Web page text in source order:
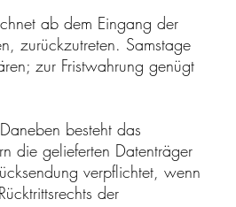
ab dem Eingang der
zurückzutreten. Samstage
zur Fristwahrung genügt
besteht das
die gelieferten Datenträger
verpflichtet, wenn
der